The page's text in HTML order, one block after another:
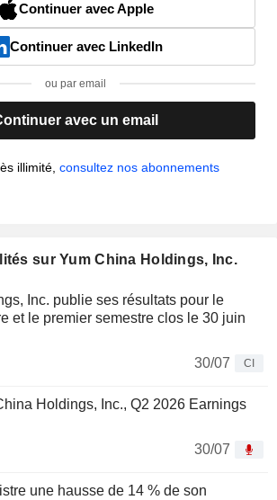
Continuer avec Apple
Continuer avec LinkedIn
ou par email
avec un email
illimité, consultez nos abonnements
sur Yum China Holdings, Inc.
Inc. publie ses résultats pour le
et le premier semestre clos le 30 juin
30/07
CI
Holdings, Inc., Q2 2026 Earnings
30/07
une hausse de 14 % de son